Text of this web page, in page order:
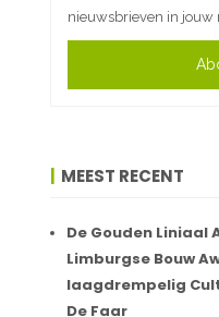
nieuwsbrieven in jouw
MEEST RECENT
De Gouden
Limburgse Bouw
laagdrempelig
De Faar